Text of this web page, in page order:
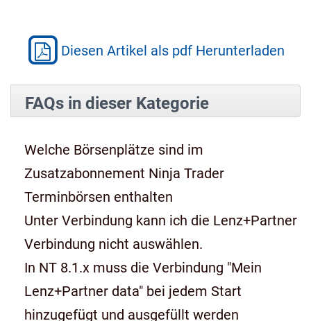
Diesen Artikel als pdf Herunterladen
FAQs in dieser Kategorie
Welche Börsenplätze sind im
Zusatzabonnement Ninja Trader
Terminbörsen enthalten
Unter Verbindung kann ich die Lenz+Partner
Verbindung nicht auswählen.
In NT 8.1.x muss die Verbindung "Mein
Lenz+Partner data" bei jedem Start
hinzugefügt und ausgefüllt werden